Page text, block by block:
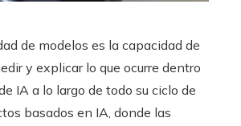
de modelos es la capacidad de
y explicar lo que ocurre dentro
IA a lo largo de todo su ciclo de
basados en IA, donde las